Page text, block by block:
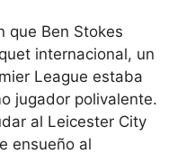
que Ben Stokes
internacional, un
League estaba
jugador polivalente.
al Leicester City
ensueño al